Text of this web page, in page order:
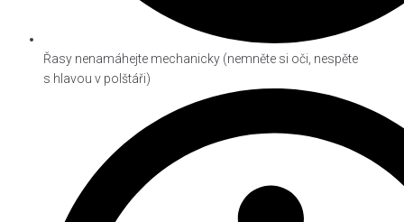
Řasy nenamáhejte mechanicky (nemněte si oči, nespěte
s hlavou v polštáři)